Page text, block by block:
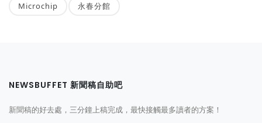
Microchip 永春分館
NEWSBUFFET 新聞稿自助吧
新聞稿的好去處，三分鐘上稿完成，最快接觸最多讀者的方案！